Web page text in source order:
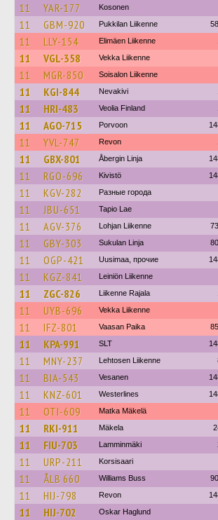
11 YAR-177 Kosonen
11 GBM-920 Pukkilan Liikenne
11 LLY-154 Elimäen Liikenne
11 VGL-358 Vekka Liikenne
11 MGR-850 Soisalon Liikenne
11 KGI-844 Nevakivi
11 HRI-483 Veolia Finland
11 AGO-715 Porvoon
11 YVL-747 Revon
11 GBX-801 Åbergin Linja
11 RGO-696 Kivistö
11 KGV-282 Разные города
11 JBU-651 Tapio Lae
11 AGV-376 Lohjan Liikenne
11 GBY-303 Sukulan Linja
11 OGP-421 Uusimaa, прочие
11 KGZ-841 Leiniön Liikenne
11 ZGC-826 Liikenne Rajala
11 UYB-696 Vekka Liikenne
11 IFZ-801 Vaasan Paika
11 KPA-991 SLT
11 MNY-237 Lehtosen Liikenne
11 BIA-543 Vesanen
11 KNZ-601 Westerlines
11 OTI-609 Matka Mäkelä
11 RKI-911 Mäkela
11 FIU-703 Lamminmäki
11 URP-211 Korsisaari
11 ÅLB 660 Williams Buss
11 HIJ-798 Revon
11 HIJ-702 Oskar Haglund